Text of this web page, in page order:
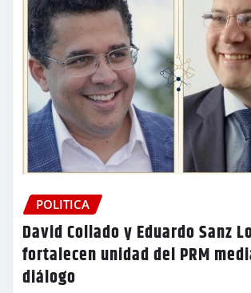
POLITICA
David Collado y Eduardo Sanz
fortalecen unidad del PRM
diálogo